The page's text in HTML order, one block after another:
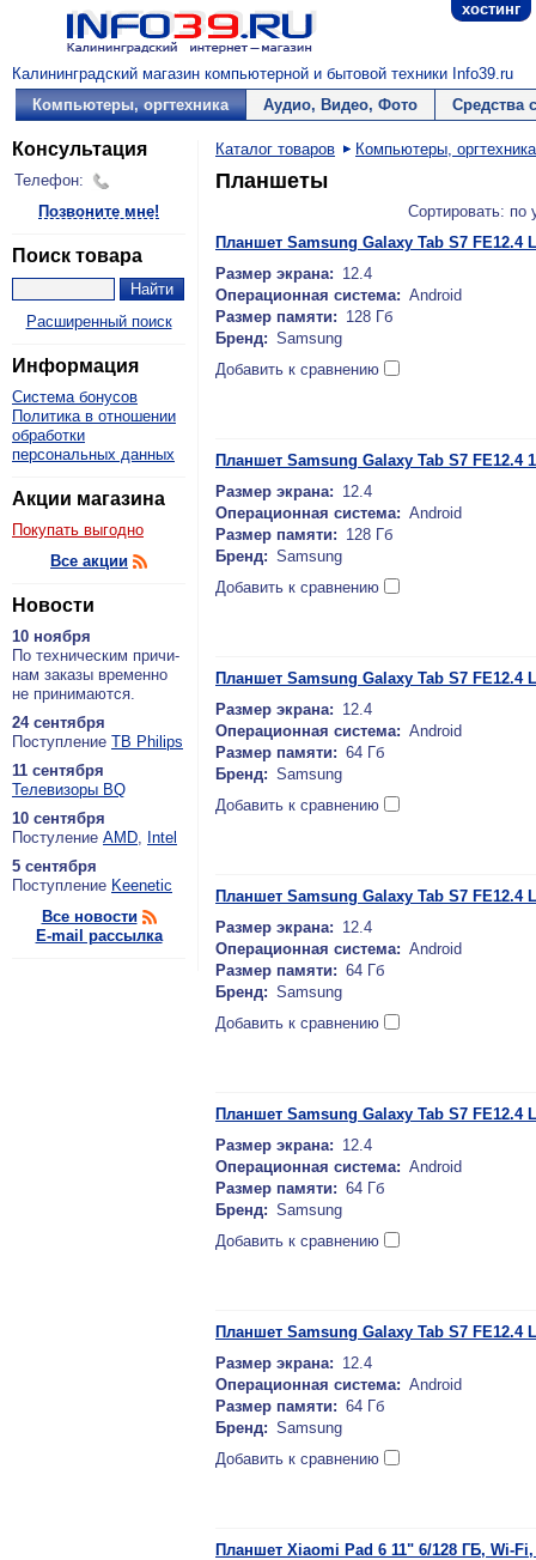
хостинг
Калининградский магазин компьютерной и бытовой техники Info39.ru
Компьютеры, оргтехника
Аудио, Видео, Фото Средства
Консультация
Телефон:
Позвоните мне!
Поиск товара
Расширенный поиск
Информация
Система бонусов
Политика в отношении
обработки
персональных данных
Акции магазина
Покупать выгодно
Все акции
Новости
10 ноября
По тех­ни­че­ским при­чи­
нам за­ка­зы вре­мен­но
не при­ни­ма­ют­ся.
24 сентября
По­ступ­ле­ние ТВ Philips
11 сентября
Теле­ви­зо­ры BQ
10 сентября
По­сту­ле­ние AMD, Intel
5 сентября
По­ступ­ле­ние Keenetic
Все новости
E-mail рассылка
Каталог товаров Компьютеры, оргтехника
Планшеты
Сортировать:
Планшет Samsung Galaxy Tab S7 FE12.4
Размер экрана: 12.4
Операционная система: Android
Размер памяти: 128 Гб
Бренд: Samsung
Добавить к сравнению
Планшет Samsung Galaxy Tab S7 FE12.4
Размер экрана: 12.4
Операционная система: Android
Размер памяти: 128 Гб
Бренд: Samsung
Добавить к сравнению
Планшет Samsung Galaxy Tab S7 FE12.4
Размер экрана: 12.4
Операционная система: Android
Размер памяти: 64 Гб
Бренд: Samsung
Добавить к сравнению
Планшет Samsung Galaxy Tab S7 FE12.4
Размер экрана: 12.4
Операционная система: Android
Размер памяти: 64 Гб
Бренд: Samsung
Добавить к сравнению
Планшет Samsung Galaxy Tab S7 FE12.4
Размер экрана: 12.4
Операционная система: Android
Размер памяти: 64 Гб
Бренд: Samsung
Добавить к сравнению
Планшет Samsung Galaxy Tab S7 FE12.4
Размер экрана: 12.4
Операционная система: Android
Размер памяти: 64 Гб
Бренд: Samsung
Добавить к сравнению
Планшет Xiaomi Pad 6 11" 6/128 ГБ, Wi-